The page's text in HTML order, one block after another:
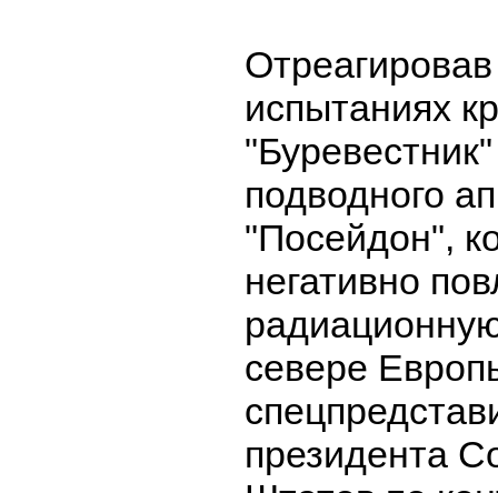
испытаниях
подводного
"Посейдон",
негативно
севере
президента